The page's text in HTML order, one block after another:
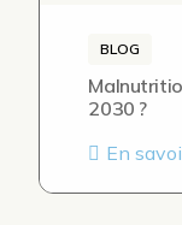
BLOG
2030 ?
En